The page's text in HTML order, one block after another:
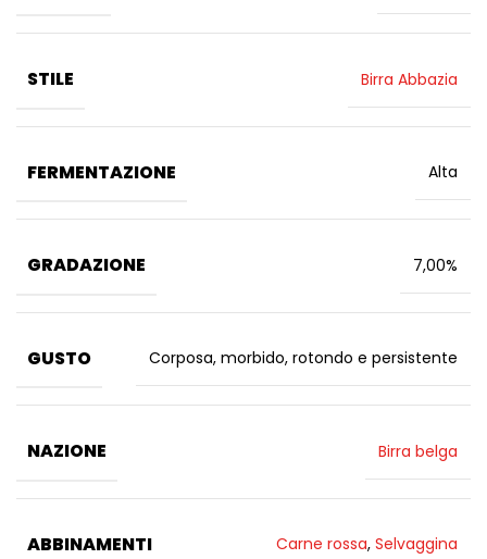
STILE Birra Abbazia
FERMENTAZIONE Alta
GRADAZIONE 7,00%
GUSTO Corposa, morbido, rotondo e persistente
NAZIONE Birra belga
ABBINAMENTI Carne rossa, Selvaggina